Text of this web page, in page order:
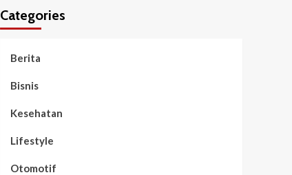
Categories
Berita
Bisnis
Kesehatan
Lifestyle
Otomotif